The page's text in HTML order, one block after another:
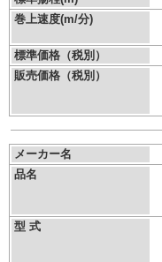
巻上速度(m/分)
標準価格（税別）
販売価格（税別）
メーカー名
品名
型 式